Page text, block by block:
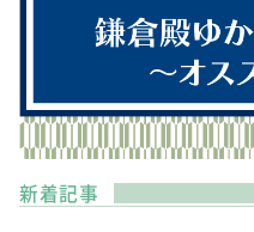
新着記事